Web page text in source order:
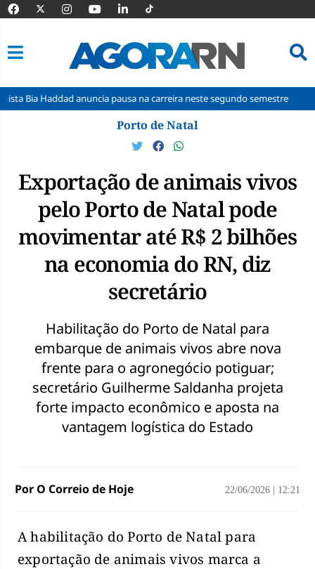
anuncia pausa na carreira neste segundo semestre Taxa das
Porto de Natal
Exportação de animais vivos
pelo Porto de Natal pode
movimentar até R$ 2 bilhões
na economia do RN, diz
secretário
Habilitação do Porto de Natal para
embarque de animais vivos abre nova
frente para o agronegócio potiguar;
secretário Guilherme Saldanha projeta
forte impacto econômico e aposta na
vantagem logística do Estado
Por O Correio de Hoje 22/06/2026 12:21
A habilitação do Porto de Natal para
exportação de animais vivos marca a